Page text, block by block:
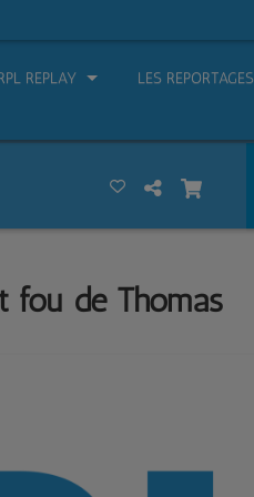
REPLAY LES REPORTAGES
fou de Thomas